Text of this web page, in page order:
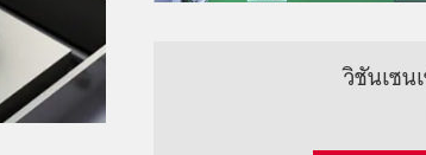
วิชันเซน